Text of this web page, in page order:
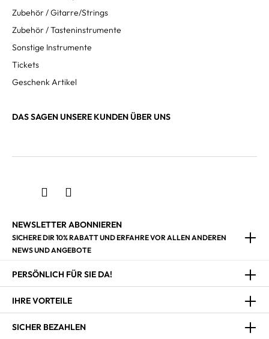
Zubehör / Gitarre/Strings
Zubehör / Tasteninstrumente
Sonstige Instrumente
Tickets
Geschenk Artikel
DAS SAGEN UNSERE KUNDEN ÜBER UNS
NEWSLETTER ABONNIEREN
SICHERE DIR 10% RABATT UND ERFAHRE VOR ALLEN ANDEREN
NEWS UND ANGEBOTE
PERSÖNLICH FÜR SIE DA!
IHRE VORTEILE
SICHER BEZAHLEN